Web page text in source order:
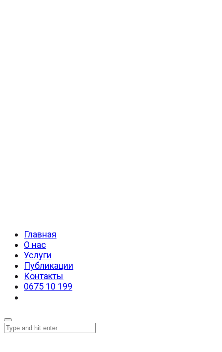
Главная
О нас
Услуги
Публикации
Контакты
0675 10 199